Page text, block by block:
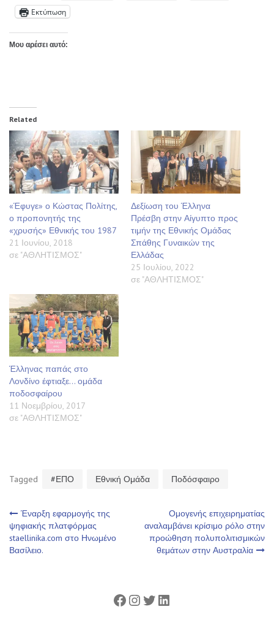
Εκτύπωση
Μου αρέσει αυτό:
Related
«Έφυγε» ο Κώστας Πολίτης,
ο προπονητής της
«χρυσής» Εθνικής του 1987
21 Ιουνίου, 2018
σε "ΑΘΛΗΤΙΣΜΟΣ"
Δεξίωση του Έλληνα
Πρέσβη στην Αίγυπτο προς
τιμήν της Εθνικής Ομάδας
Σπάθης Γυναικών της
Ελλάδας
25 Ιουλίου, 2022
σε "ΑΘΛΗΤΙΣΜΟΣ"
Έλληνας παπάς στο
Λονδίνο έφτιαξε… ομάδα
ποδοσφαίρου
11 Νοεμβρίου, 2017
σε "ΑΘΛΗΤΙΣΜΟΣ"
Tagged #ΕΠΟ Εθνική Ομάδα Ποδόσφαιρο
Πλοήγηση
άρθρων
Έναρξη εφαρμογής της
ψηφιακής πλατφόρμας
staellinika.com στο Ηνωμένο
Βασίλειο.
Ομογενής επιχειρηματίας
αναλαμβάνει κρίσιμο ρόλο στην
προώθηση πολυπολιτισμικών
θεμάτων στην Αυστραλία
Facebook
Instagram
Twitter
Linkedin